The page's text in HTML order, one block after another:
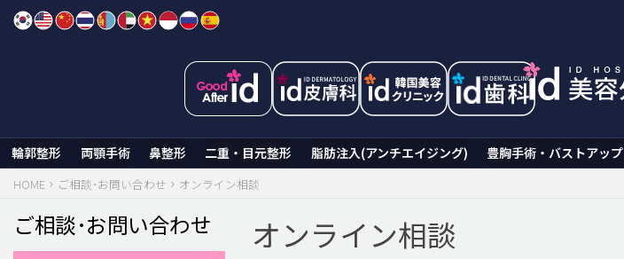
Skip
輪郭整形 両顎手術 鼻整形 二重・目元整形 脂肪注入(アンチエイジング) 豊胸手術・バストアップ
HOME ご相談･お問い合わせ オンライン相談
オンライン相談
ご相談･お問い合わせ